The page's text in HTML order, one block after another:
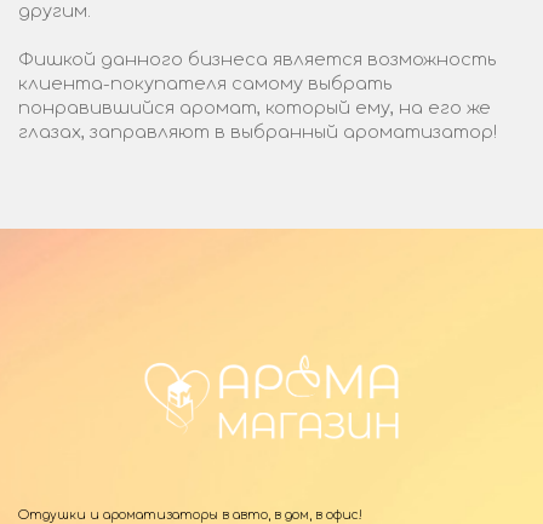
другим.
Фишкой данного бизнеса является возможность
клиента-покупателя самому выбрать
понравившийся аромат, который ему, на его же
глазах, заправляют в выбранный ароматизатор!
Отдушки и ароматизаторы в авто, в дом, в офис!